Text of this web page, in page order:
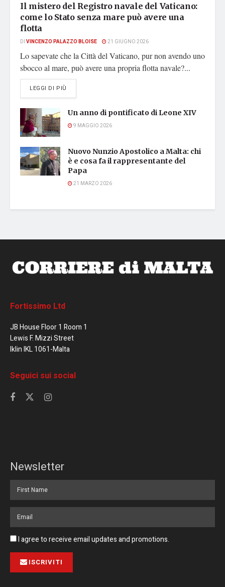
Il mistero del Registro navale del Vaticano:
come lo Stato senza mare può avere una
flotta
DI VINCENZO PALAZZO BLOISE 21 GIUGNO 2026
Lo sapevate che la Città del Vaticano, pur non avendo uno
sbocco al mare, può avere una propria flotta navale?...
LEGGI DI PIÙ
Un anno di pontificato di Leone XIV
9 MAGGIO 2026
Nuovo Nunzio Apostolico a Malta: chi
è e cosa fa il rappresentante del
Papa
21 MARZO 2026
Fortissimo Ltd
JB House Floor 1 Room 1
Lewis F. Mizzi Street
Iklin IKL 1061-Malta
Seguici sui social
Newsletter
I agree to receive email updates and promotions.
ISCRIVITI